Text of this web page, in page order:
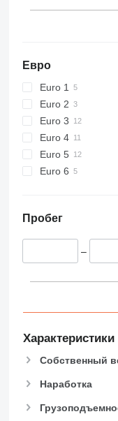
434
928
950
953
962
966
972
973
982
Евро
Euro 1
Euro 2
Euro 3
Euro 4
Euro 5
Euro 6
Пробег
–
Характеристики
Собственный
Наработка